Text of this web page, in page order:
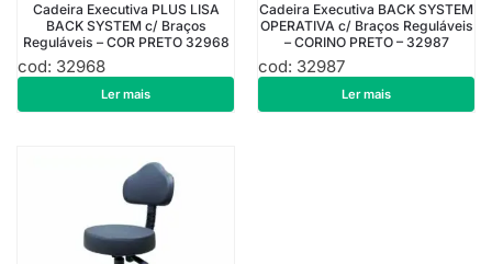
Cadeira Executiva PLUS LISA
BACK SYSTEM c/ Braços
Reguláveis – COR PRETO 32968
cod: 32968
R$707,00
Ler mais
Cadeira Executiva BACK SYSTEM
OPERATIVA c/ Braços Reguláveis
– CORINO PRETO – 32987
cod: 32987
R$707,00
Ler mais